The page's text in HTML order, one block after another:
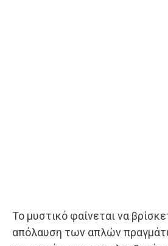
Το μυστικό φαίνεται να
απόλαυση των απλών